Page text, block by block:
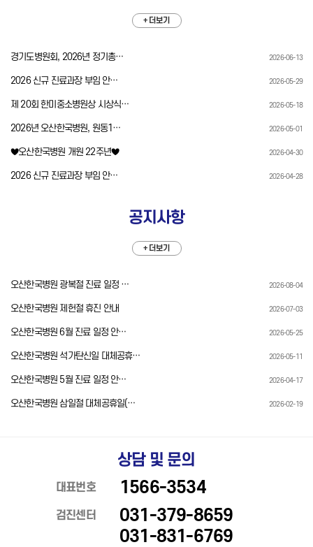
+ 더보기
경기도병원회, 2026년 정기총… 2026-06-13
2026 신규 진료과장 부임 안… 2026-05-29
제 20회 한미중소병원상 시상식… 2026-05-18
2026년 오산한국병원, 원동1… 2026-05-01
♥오산한국병원 개원 22주년♥ 2026-04-30
2026 신규 진료과장 부임 안… 2026-04-28
공지사항
+ 더보기
오산한국병원 광복절 진료 일정 … 2026-08-04
오산한국병원 제헌절 휴진 안내 2026-07-03
오산한국병원 6월 진료 일정 안… 2026-05-25
오산한국병원 석가탄신일 대체공휴… 2026-05-11
오산한국병원 5월 진료 일정 안… 2026-04-17
오산한국병원 삼일절 대체공휴일(… 2026-02-19
상담 및 문의
대표번호 1566-3534
검진센터
031-379-8659
031-831-6769